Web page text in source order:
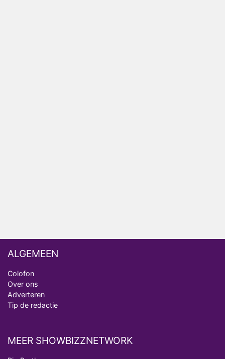
ALGEMEEN
Colofon
Over ons
Adverteren
Tip de redactie
MEER SHOWBIZZNETWORK